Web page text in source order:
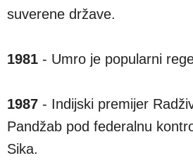
suverene države.
1981 - Umro je popularni
1987 - Indijski premijer
Pandžab pod federalnu
Sika.